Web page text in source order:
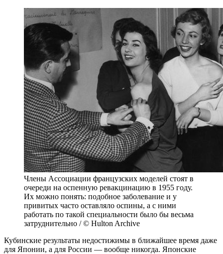
Члены Ассоциации французских моделей стоят в
очереди на оспенную ревакцинацию в 1955 году.
Их можно понять: подобное заболевание и у
привитых часто оставляло оспины, а с ними
работать по такой специальности было бы весьма
затруднительно / © Hulton Archive
Кубинские результаты недостижимы в ближайшее время даже
для Японии, а для России — вообще никогда. Японские